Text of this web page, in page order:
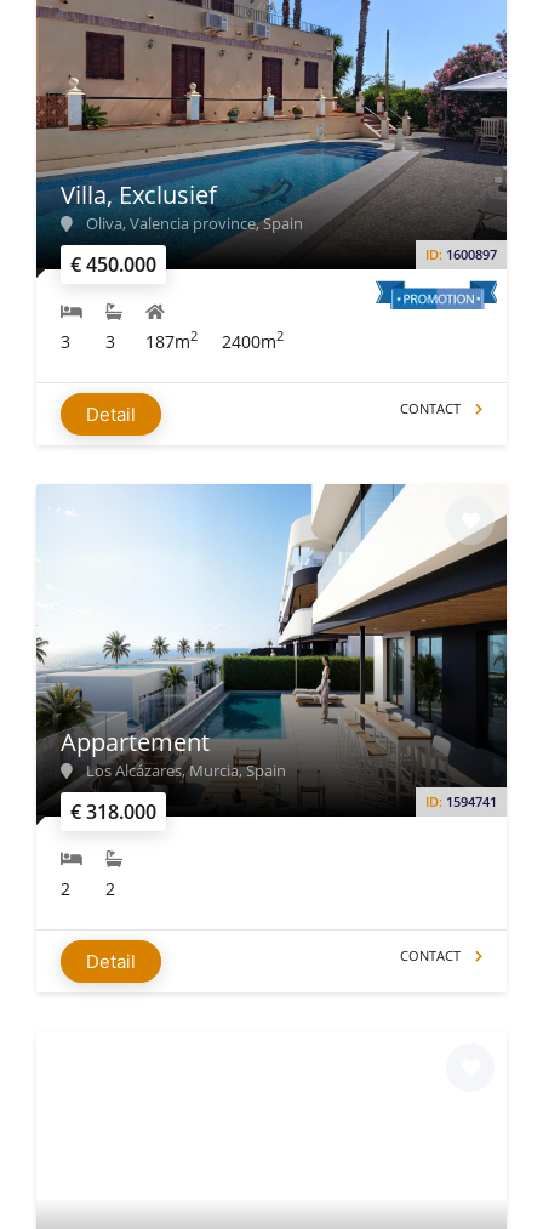
€ 450.000 ID: 1600897
Villa, Exclusief
Oliva, Valencia province, Spain
3 3 187m2 2400m2
Detail CONTACT
€ 318.000 ID: 1594741
Appartement
Los Alcázares, Murcia, Spain
2 2
Detail CONTACT